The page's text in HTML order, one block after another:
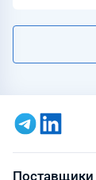
Поставщики